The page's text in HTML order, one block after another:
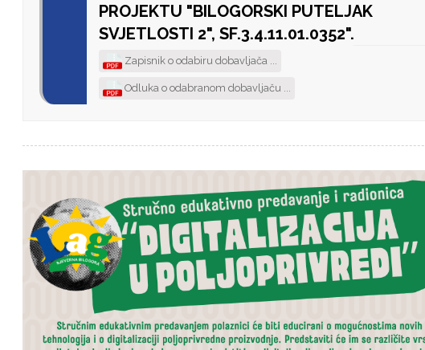
PROJEKTU "BILOGORSKI PUTELJAK
SVJETLOSTI 2", SF.3.4.11.01.0352".
Zapisnik o odabiru dobavljača ...
Odluka o odabranom dobavljaču ...